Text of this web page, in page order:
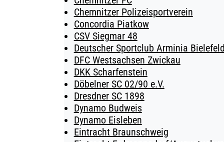
Chemnitzer Polizeisportverein
Concordia Piatkow
CSV Siegmar 48
Deutscher Sportclub Arminia
DFC Westsachsen Zwickau
DKK Scharfenstein
Döbelner SC 02/90 e.V.
Dresdner SC 1898
Dynamo Budweis
Dynamo Eisleben
Eintracht Braunschweig